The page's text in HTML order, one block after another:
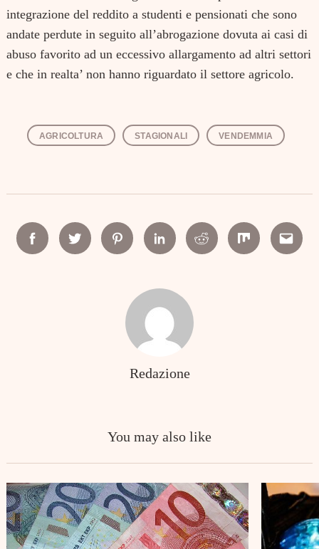
integrazione del reddito a studenti e pensionati che sono
andate perdute in seguito all’abrogazione dovuta ai casi di
abuso favorito ad un eccessivo allargamento ad altri settori
e che in realta’ non hanno riguardato il settore agricolo.
AGRICOLTURA STAGIONALI VENDEMMIA
FacebookTwitter PinterestLinkedinReddit Mix Email
Redazione
You may also like
Search
for: